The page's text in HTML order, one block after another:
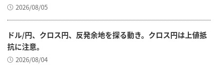
2026/08/05
ドル/円、クロス円、反発余地を探る動き。クロス円は上値抵
抗に注意。
2026/08/04